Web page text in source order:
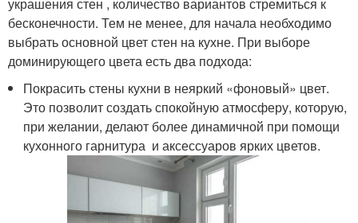
украшения стен , количество вариантов стремиться к
бесконечности. Тем не менее, для начала необходимо
выбрать основной цвет стен на кухне. При выборе
доминирующего цвета есть два подхода:
Покрасить стены кухни в неяркий «фоновый» цвет.
Это позволит создать спокойную атмосферу, которую,
при желании, делают более динамичной при помощи
кухонного гарнитура и аксессуаров ярких цветов.